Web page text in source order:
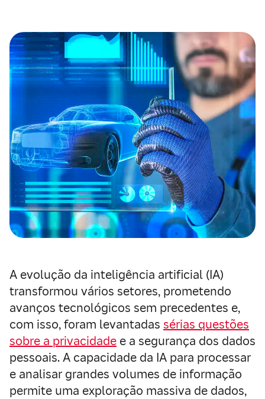
A evolução da inteligência artificial (IA)
transformou vários setores, prometendo
avanços tecnológicos sem precedentes e,
com isso, foram levantadas sérias questões
sobre a privacidade e a segurança dos dados
pessoais. A capacidade da IA para processar
e analisar grandes volumes de informação
permite uma exploração massiva de dados,